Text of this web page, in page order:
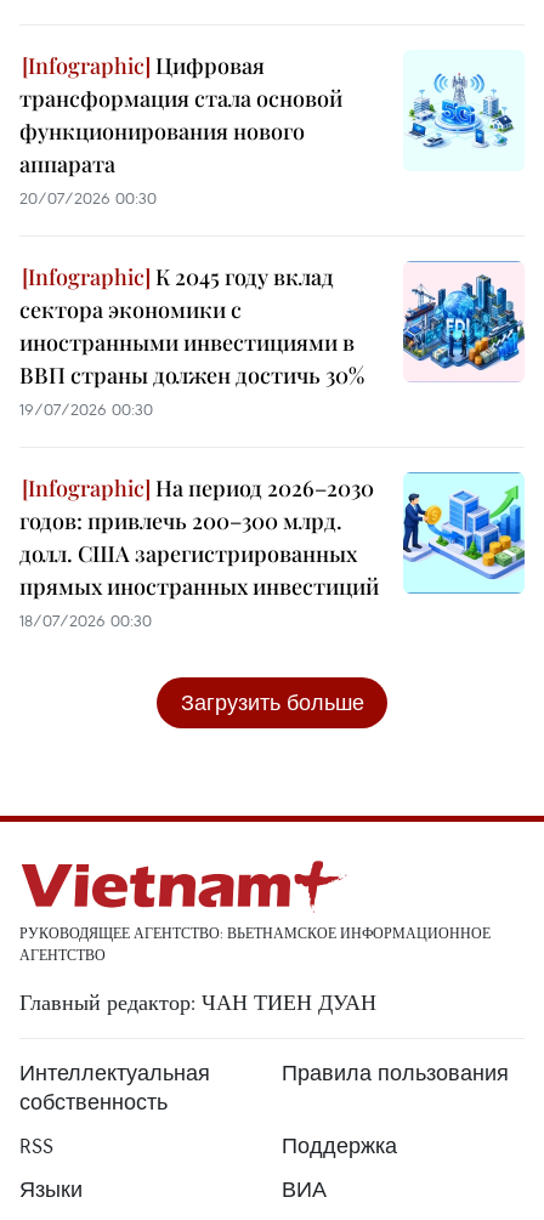
Цифровая
трансформация стала основой
функционирования нового
аппарата
20/07/2026 00:30
К 2045 году вклад
сектора экономики с
иностранными инвестициями в
ВВП страны должен достичь 30%
19/07/2026 00:30
На период 2026–2030
годов: привлечь 200–300 млрд.
долл. США зарегистрированных
прямых иностранных инвестиций
18/07/2026 00:30
Загрузить больше
РУКОВОДЯЩЕЕ АГЕНТСТВО: ВЬЕТНАМСКОЕ ИНФОРМАЦИОННОЕ
АГЕНТСТВО
Главный редактор: ЧАН ТИЕН ДУАН
Интеллектуальная
собственность
Правила пользования
RSS
Поддержка
Языки
ВИА